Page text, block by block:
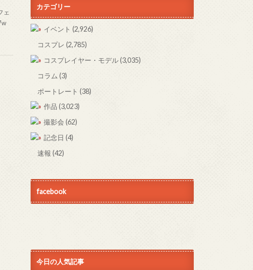
ェ
カテゴリー
イベント (2,926)
コスプレ (2,785)
コスプレイヤー・モデル(3,035)
コラム (3)
ポートレート (38)
作品 (3,023)
撮影会 (62)
記念日 (4)
速報 (42)
facebook
今日の人気記事